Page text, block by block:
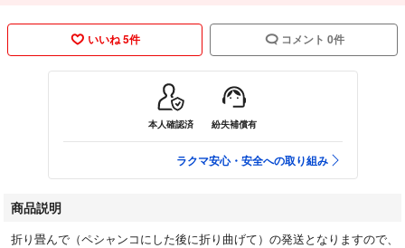
いいね 5件 コメント 0件
本人確認済 紛失補償有
ラクマ安心・安全への取り組み
商品説明
折り畳んで（ペシャンコにした後に折り曲げて）の発送となりますので、